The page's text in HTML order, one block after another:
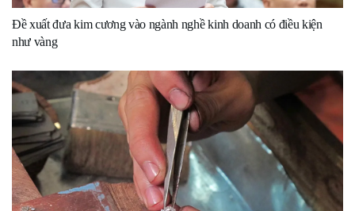
Đề xuất đưa kim cương vào ngành nghề kinh doanh có điều kiện
như vàng